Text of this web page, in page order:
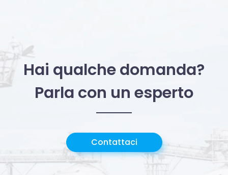
Hai qualche domanda?
Parla con un esperto
Contattaci